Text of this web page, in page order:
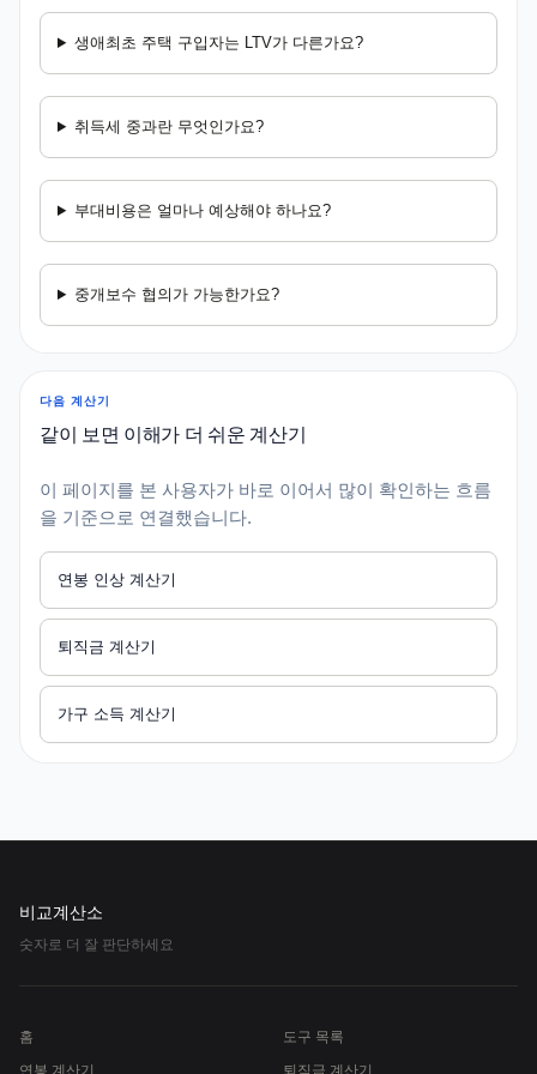
생애최초 주택 구입자는 LTV가 다른가요?
취득세 중과란 무엇인가요?
부대비용은 얼마나 예상해야 하나요?
중개보수 협의가 가능한가요?
다음 계산기
같이 보면 이해가 더 쉬운 계산기
이 페이지를 본 사용자가 바로 이어서 많이 확인하는 흐름
을 기준으로 연결했습니다.
연봉 인상 계산기
퇴직금 계산기
가구 소득 계산기
비교계산소
숫자로 더 잘 판단하세요
홈
도구 목록
연봉 계산기
퇴직금 계산기